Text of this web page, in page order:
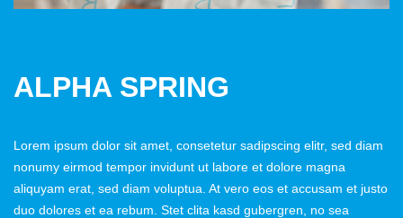
ALPHA SPRING
Lorem ipsum dolor sit amet, consetetur sadipscing elitr, sed diam
nonumy eirmod tempor invidunt ut labore et dolore magna
aliquyam erat, sed diam voluptua. At vero eos et accusam et justo
duo dolores et ea rebum. Stet clita kasd gubergren, no sea